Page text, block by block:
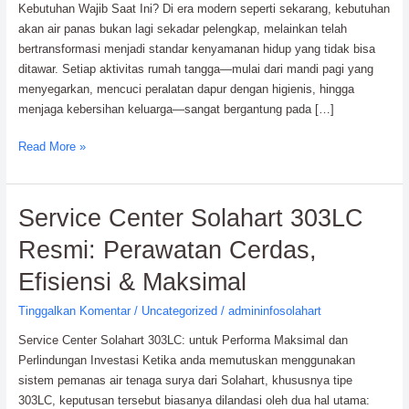
Kebutuhan Wajib Saat Ini? Di era modern seperti sekarang, kebutuhan
akan air panas bukan lagi sekadar pelengkap, melainkan telah
bertransformasi menjadi standar kenyamanan hidup yang tidak bisa
ditawar. Setiap aktivitas rumah tangga—mulai dari mandi pagi yang
menyegarkan, mencuci peralatan dapur dengan higienis, hingga
menjaga kebersihan keluarga—sangat bergantung pada […]
Read More »
Service Center Solahart 303LC
Resmi: Perawatan Cerdas,
Efisiensi & Maksimal
Tinggalkan Komentar / Uncategorized/ admininfosolahart
Service Center Solahart 303LC: untuk Performa Maksimal dan
Perlindungan Investasi Ketika anda memutuskan menggunakan
sistem pemanas air tenaga surya dari Solahart, khususnya tipe
303LC, keputusan tersebut biasanya dilandasi oleh dua hal utama:
Service
Center
Solahart
303LC
Resmi:
Perawatan
Maksimal